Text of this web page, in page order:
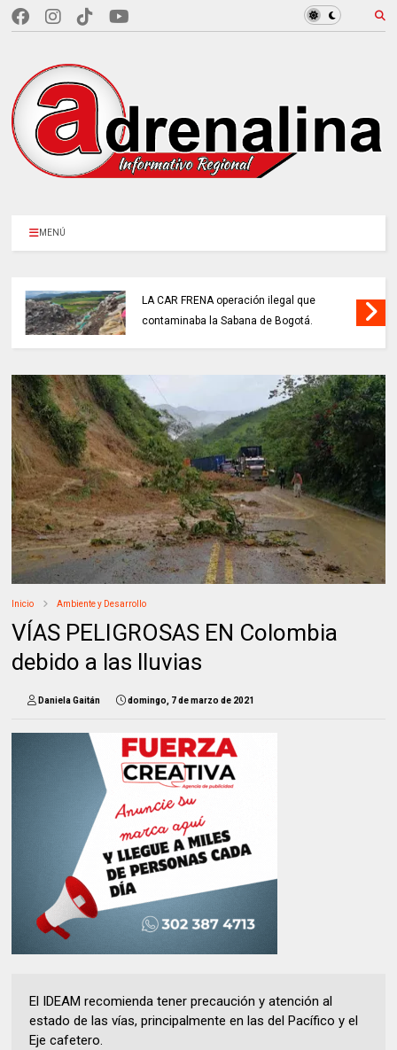
MENÚ
LA CAR FRENA operación ilegal que
contaminaba la Sabana de Bogotá.
Inicio Ambiente y Desarrollo
VÍAS PELIGROSAS EN Colombia
debido a las lluvias
Daniela Gaitán domingo, 7 de marzo de 2021
El IDEAM recomienda tener precaución y atención al
estado de las vías, principalmente en las del Pacífico y el
Eje cafetero.